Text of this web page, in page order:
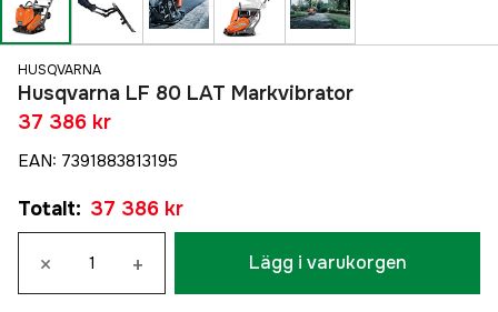
HUSQVARNA
Husqvarna LF 80 LAT Markvibrator
37 386 kr
EAN: 7391883813195
Totalt: 37 386 kr
× + Lägg i varukorgen